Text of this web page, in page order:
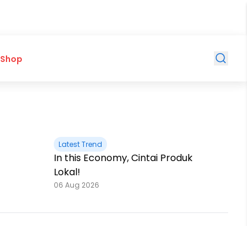
Shop
Latest Trend
In this Economy, Cintai Produk
Lokal!
06 Aug 2026